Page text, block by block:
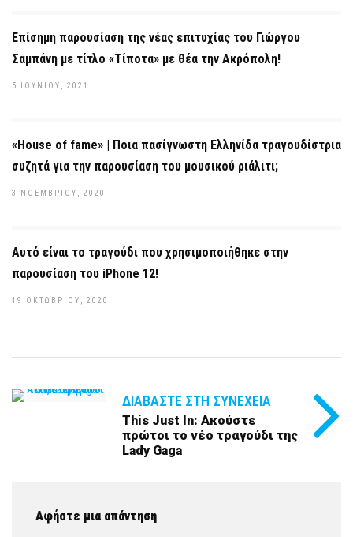
Επίσημη παρουσίαση της νέας επιτυχίας του Γιώργου
Σαμπάνη με τίτλο «Τίποτα» με θέα την Ακρόπολη!
5 ΙΟΥΝΊΟΥ, 2021
«House of fame» | Ποια πασίγνωστη Ελληνίδα τραγουδίστρια
συζητά για την παρουσίαση του μουσικού ριάλιτι;
3 ΝΟΕΜΒΡΊΟΥ, 2020
Αυτό είναι το τραγούδι που χρησιμοποιήθηκε στην
παρουσίαση του iPhone 12!
19 ΟΚΤΩΒΡΊΟΥ, 2020
ΔΙΑΒΆΣΤΕ ΣΤΗ ΣΥΝΈΧΕΙΑ
Τhis Just In: Ακούστε
πρώτοι το νέο τραγούδι της
Lady Gaga
Αφήστε μια απάντηση